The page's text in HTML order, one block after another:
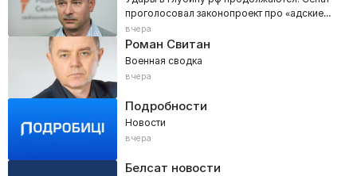
проголосовал законопроект про «адские
санкции»
вчера
Роман Свитан
Военная сводка
вчера
Подробности
Новости
вчера
Белсат новости